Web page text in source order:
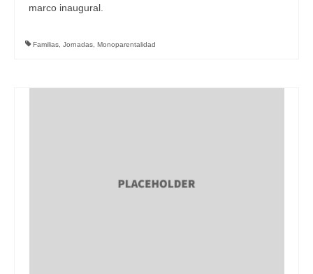
marco inaugural.
Familias Jornadas Monoparentalidad